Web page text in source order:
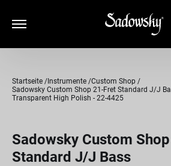
Startseite Instrumente Custom Shop
Sadowsky Custom Shop 21-Fret Standard J/J
Transparent High Polish - 22-4425
Sadowsky Custom
Standard J/J Bass